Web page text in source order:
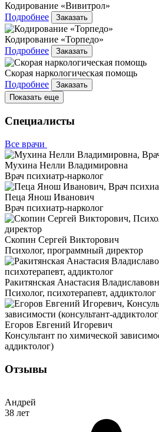
Кодирование «Вивитрол»
Подробнее
Заказать
Кодирование «Торпедо»
Подробнее
Заказать
Скорая наркологическая помощь
Подробнее
Заказать
Показать еще
Специалисты
Все врачи
Мухина Нелли Владимировна
Врач психиатр-нарколог
Пеца Янош Иванович
Врач психиатр-нарколог
Скопин Сергей Викторович
Психолог, программный директор
Ракитянская Анастасия
Психолог, психотерапевт, аддиктолог
Егоров Евгений Игоревич
Консультант по химической
аддиктолог)
Отзывы
Андрей
38 лет